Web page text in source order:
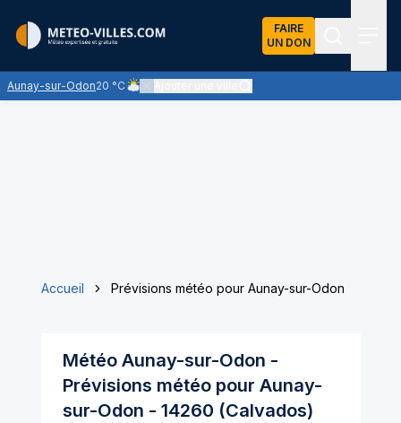
FAIRE
UN DON
Aunay-sur-Odon20 °C
Ciel nuageux - les éclaircies et les nuages se
Accueil Prévisions météo pour Aunay-sur-Odon
Météo Aunay-sur-Odon -
Prévisions météo pour Aunay-
sur-Odon - 14260 (Calvados)